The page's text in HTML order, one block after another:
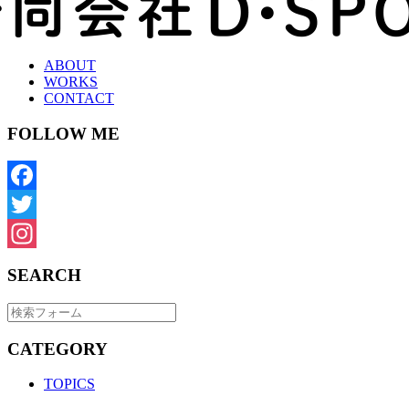
ABOUT
WORKS
CONTACT
FOLLOW ME
Facebook
Twitter
SEARCH
CATEGORY
TOPICS